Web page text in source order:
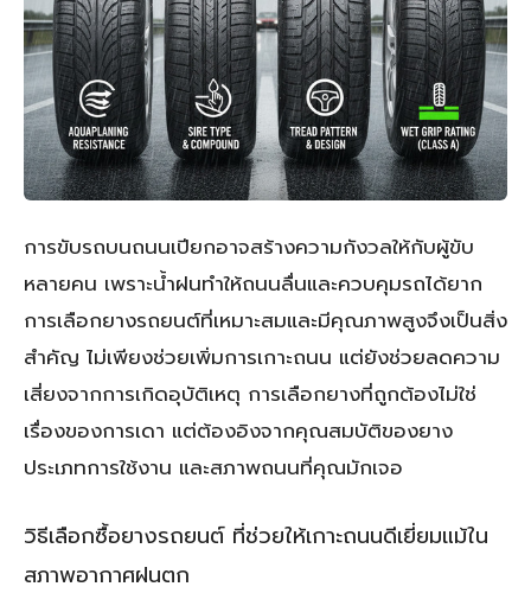
การขับรถบนถนนเปียกอาจสร้างความกังวลให้กับผู้ขับ
หลายคน เพราะน้ำฝนทำให้ถนนลื่นและควบคุมรถได้ยาก
การเลือกยางรถยนต์ที่เหมาะสมและมีคุณภาพสูงจึงเป็นสิ่ง
สำคัญ ไม่เพียงช่วยเพิ่มการเกาะถนน แต่ยังช่วยลดความ
เสี่ยงจากการเกิดอุบัติเหตุ การเลือกยางที่ถูกต้องไม่ใช่
เรื่องของการเดา แต่ต้องอิงจากคุณสมบัติของยาง
ประเภทการใช้งาน และสภาพถนนที่คุณมักเจอ
วิธีเลือกซื้อยางรถยนต์ ที่ช่วยให้เกาะถนนดีเยี่ยมแม้ใน
สภาพอากาศฝนตก